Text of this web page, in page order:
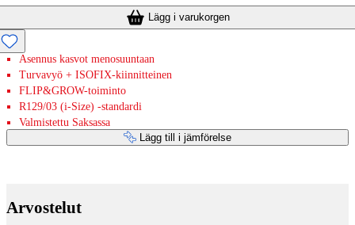
Lägg i varukorgen
Asennus kasvot menosuuntaan
Turvavyö + ISOFIX-kiinnitteinen
FLIP&GROW-toiminto
R129/03 (i-Size) -standardi
Valmistettu Saksassa
Lägg till i jämförelse
Arvostelut